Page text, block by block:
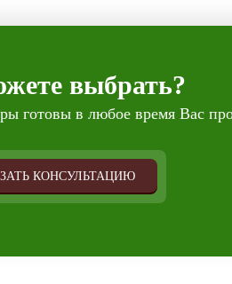
выбрать?
готовы в любое время Вас
КОНСУЛЬТАЦИЮ